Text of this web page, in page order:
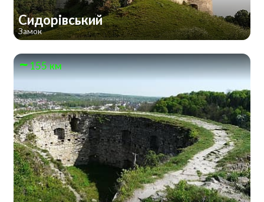
Сидорівський
Замок
155 км